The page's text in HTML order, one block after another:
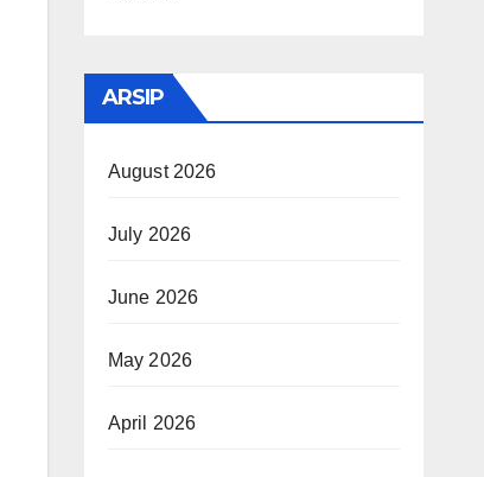
ARSIP
August 2026
July 2026
June 2026
May 2026
April 2026